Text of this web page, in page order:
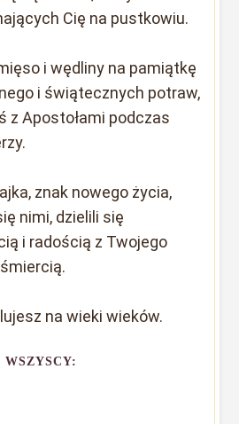
Cię na pustkowiu.
i wędliny na pamiątkę
i świątecznych potraw,
z Apostołami podczas
znak nowego życia,
nimi, dzielili się
i radością z Twojego
na wieki wieków.
WSZYSCY: